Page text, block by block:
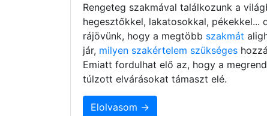
Rengeteg szakmával találkozunk a
hegesztőkkel, lakatosokkal,
rájövünk, hogy a megtöbb szakmát
jár, milyen szakértelem szükséges
Emiatt fordulhat elő az, hogy a
túlzott elvárásokat támaszt elé.
Elolvasom →